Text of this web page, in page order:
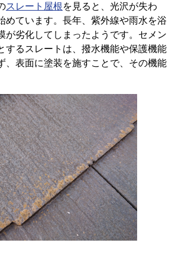
スレート屋根を見ると、光沢が失わ
めています。長年、紫外線や雨水を浴
が劣化してしまったようです。セメン
するスレートは、撥水機能や保護機能
、表面に塗装を施すことで、その機能